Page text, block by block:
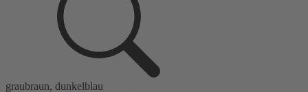
graubraun, dunkelblau